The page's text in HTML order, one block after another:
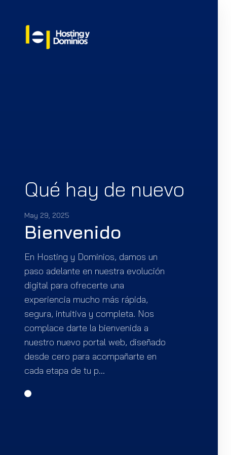
Qué hay de nuevo
May 29, 2025
Bienvenido
En Hosting y Dominios, damos un
paso adelante en nuestra evolución
digital para ofrecerte una
experiencia mucho más rápida,
segura, intuitiva y completa. Nos
complace darte la bienvenida a
nuestro nuevo portal web, diseñado
desde cero para acompañarte en
cada etapa de tu p...